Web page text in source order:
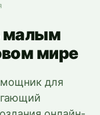
малым
мире
для